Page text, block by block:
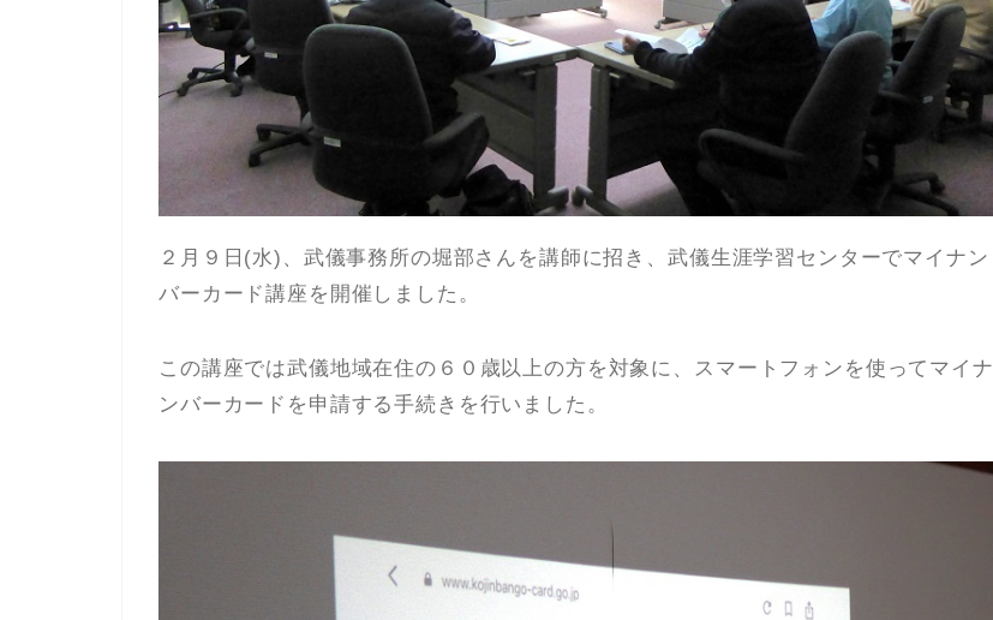
２月９日(水)、武儀事務所の堀部さんを講師に招き、武儀生涯学習センターでマイナン
バーカード講座を開催しました。
この講座では武儀地域在住の６０歳以上の方を対象に、スマートフォンを使ってマイナ
ンバーカードを申請する手続きを行いました。